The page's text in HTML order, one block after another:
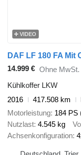
VIDEO
DAF LF 180 FA Mit
14.999 € Ohne MwSt.
Kühlkoffer LKW
2016
417.508 km
Motorleistung 184 PS
Nutzlast 4.545 kg
Achsenkonfiguration